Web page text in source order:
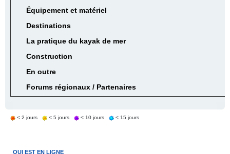
Équipement et matériel
Destinations
La pratique du kayak de mer
Construction
En outre
Forums régionaux / Partenaires
< 2 jours < 5 jours < 10 jours < 15 jours
QUI EST EN LIGNE